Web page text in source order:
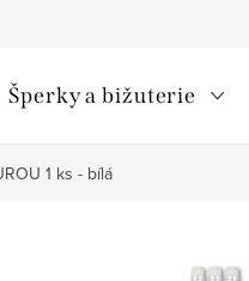
Šperky a bižuterie
1 ks - bílá